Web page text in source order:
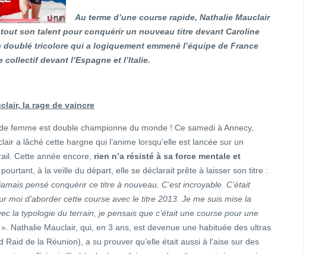
Au terme d’une course rapide, Nathalie Mauclair
son talent pour conquérir un nouveau titre devant Caroline
doublé tricolore qui a logiquement emmené l’équipe de France
collectif devant l’Espagne et l’Italie.
la rage de vaincre
femme est double championne du monde ! Ce samedi à Annecy,
a lâché cette hargne qui l’anime lorsqu’elle est lancée sur un
Cette année encore, rien n’a résisté à sa force mentale et
pourtant, à la veille du départ, elle se déclarait prête à laisser son titre :
pensé conquérir ce titre à nouveau. C’est incroyable. C’était
moi d’aborder cette course avec le titre 2013. Je me suis mise la
la typologie du terrain, je pensais que c’était une course pour une
». Nathalie Mauclair, qui, en 3 ans, est devenue une habituée des ultras
Raid de la Réunion), a su prouver qu’elle était aussi à l’aise sur des